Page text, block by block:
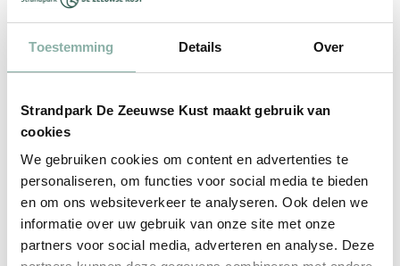
Toestemming Details Over
Strandpark De Zeeuwse Kust maakt gebruik van
cookies
We gebruiken cookies om content en advertenties te
personaliseren, om functies voor social media te bieden
en om ons websiteverkeer te analyseren. Ook delen we
informatie over uw gebruik van onze site met onze
partners voor social media, adverteren en analyse. Deze
Elektrisches Lastenrad: € 45,00
Es ist möglich, Fahrräder für einen längeren Zeitraum als
einen Tag zu mieten (außer das elektrische Fahrrad). Bei
besseren Preis.
Die Fahrräder können nur online gemietet werden.
Reservierte Fahrräder können an der Rezeption oder an
der Fahrradverleihstation abgeholt werden.